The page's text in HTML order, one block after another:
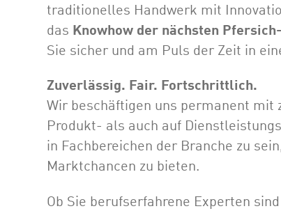
traditionelles Handwerk mit
das Knowhow der nächsten
Sie sicher und am Puls der Zeit in
Zuverlässig. Fair. Fortschrittlich.
Wir beschäftigen uns permanent mit
Produkt- als auch auf
in Fachbereichen der Branche zu
Marktchancen zu bieten.
Ob Sie berufserfahrene Experten